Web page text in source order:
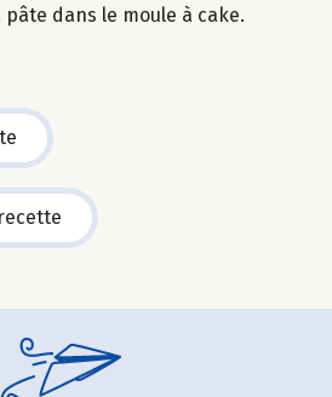
pâte dans le moule à cake.